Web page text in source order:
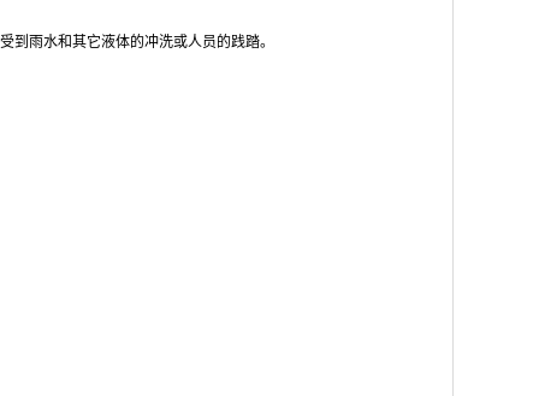
到雨水和其它液体的冲洗或人员的践踏。